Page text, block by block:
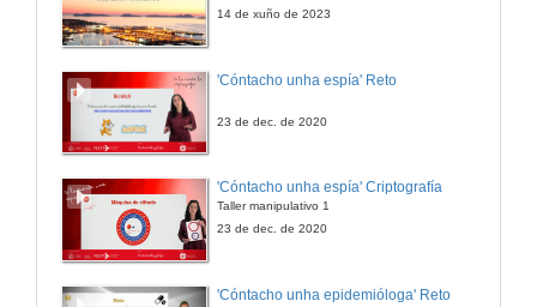
Peche da Xornada
14 de xuño de 2023
'Cóntacho unha espía' Reto
23 de dec. de 2020
'Cóntacho unha espía' Criptografía
Taller manipulativo 1
23 de dec. de 2020
'Cóntacho unha epidemióloga' Reto